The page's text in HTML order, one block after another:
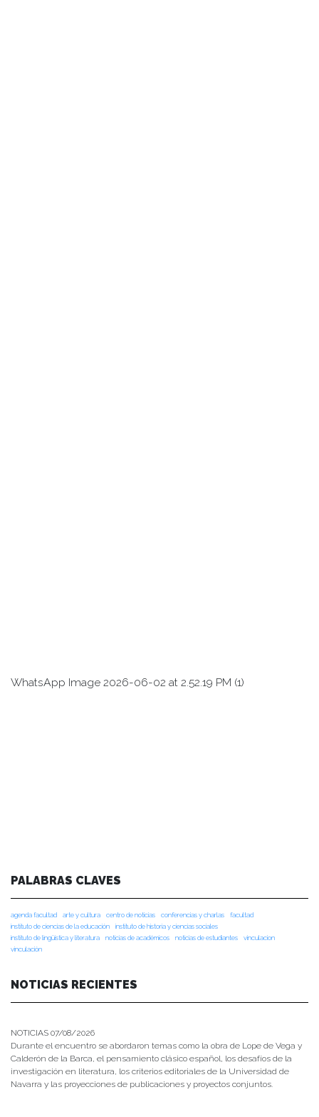
WhatsApp Image 2026-06-02 at 2.52.19 PM (1)
PALABRAS CLAVES
agenda facultad arte y cultura centro de noticias conferencias y charlas
facultad
instituto de ciencias de la educación
instituto de historia y ciencias sociales
instituto de lingüística y literatura
noticias de académicos noticias de estudiantes
vinculacion
vinculación
NOTICIAS RECIENTES
NOTICIAS 07/08/2026
Durante el encuentro se abordaron temas como la obra de Lope de Vega y
Calderón de la Barca, el pensamiento clásico español, los desafíos de la
investigación en literatura, los criterios editoriales de la Universidad de
Navarra y las proyecciones de publicaciones y proyectos conjuntos.